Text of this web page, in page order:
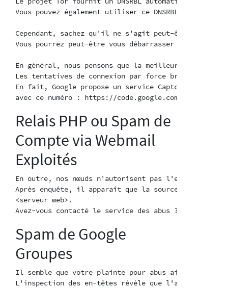
Vous pouvez également utiliser ce DNSRBL pour
Cependant, sachez qu'il ne s'agit peut-être que
Vous pourrez peut-être vous débarrasser de cet
En général, nous pensons que la meilleure façon
Les tentatives de connexion par force brute
En fait, Google propose un service Captcha
Relais PHP ou Spam de
Compte via Webmail
Exploités
En outre, nos nœuds n'autorisent pas l'envoi de
Après enquête, il apparaît que la source du spam
<serveur web>.
Spam de Google
Groupes
Il semble que votre plainte pour abus ait été
L'inspection des en-têtes révèle que l'adresse de